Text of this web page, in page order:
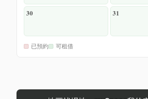
30 31
已預約 可租借